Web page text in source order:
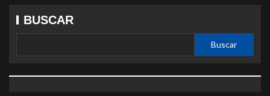
BUSCAR
Buscar